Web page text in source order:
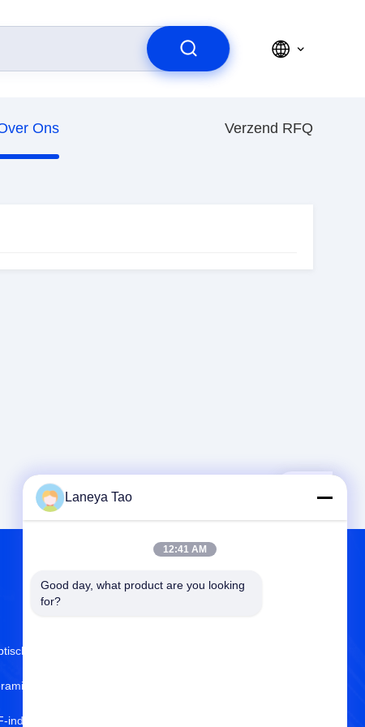
Ons Verzend RFQ
Sensoren
condensatoren
inducteurs
Laneya Tao
12:41 AM
Good day, what product are you looking
for?